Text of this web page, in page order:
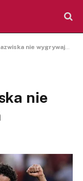
nie wygrywają spotkań
nie